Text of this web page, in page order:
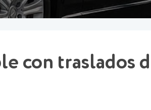
con traslados